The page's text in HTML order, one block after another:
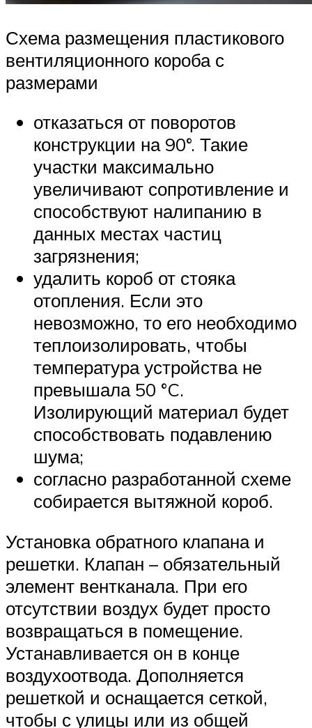
Схема размещения пластикового
вентиляционного короба с
размерами
отказаться от поворотов
конструкции на 90°. Такие
участки максимально
увеличивают сопротивление и
способствуют налипанию в
данных местах частиц
загрязнения;
удалить короб от стояка
отопления. Если это
невозможно, то его необходимо
теплоизолировать, чтобы
температура устройства не
превышала 50 °C.
Изолирующий материал будет
способствовать подавлению
шума;
согласно разработанной схеме
собирается вытяжной короб.
Установка обратного клапана и
решетки. Клапан – обязательный
элемент вентканала. При его
отсутствии воздух будет просто
возвращаться в помещение.
Устанавливается он в конце
воздухоотвода. Дополняется
решеткой и оснащается сеткой,
чтобы с улицы или из общей